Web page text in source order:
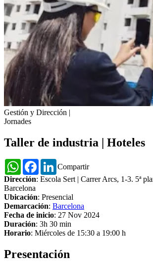
Gestión y Dirección |
Jornades
Taller de industria | Hoteles
Compartir
WhatsAppFacebookLinkedIn
Dirección: Escola Sert | Carrer Arcs, 1-3. 5ª
Barcelona
Ubicación: Presencial
Demarcación: Barcelona
Fecha de inicio: 27 Nov 2024
Duración: 3h 30 min
Horario: Miércoles de 15:30 a 19:00 h
Presentación